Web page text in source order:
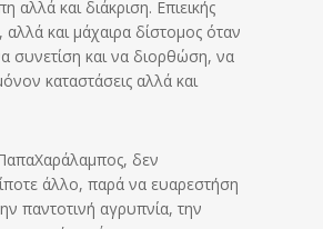
αλλά και διάκριση. Επιεικής
και μάχαιρα δίστομος όταν
συνετίση και να διορθώση, να
καταστάσεις αλλά και
δεν
άλλο, παρά να ευαρεστήση
παντοτινή αγρυπνία, την